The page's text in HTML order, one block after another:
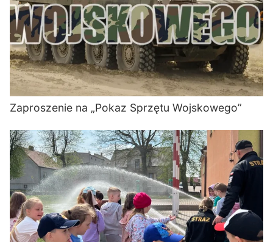
Zaproszenie na „Pokaz Sprzętu Wojskowego”